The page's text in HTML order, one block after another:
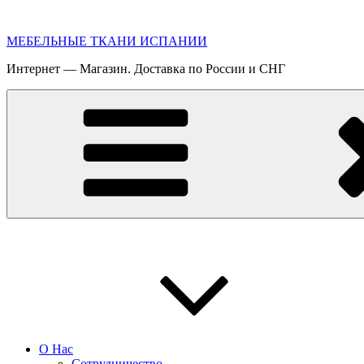
содержимому
МЕБЕЛЬНЫЕ ТКАНИ ИСПАНИИ
Интернет — Магазин. Доставка по России и СНГ
О Нас